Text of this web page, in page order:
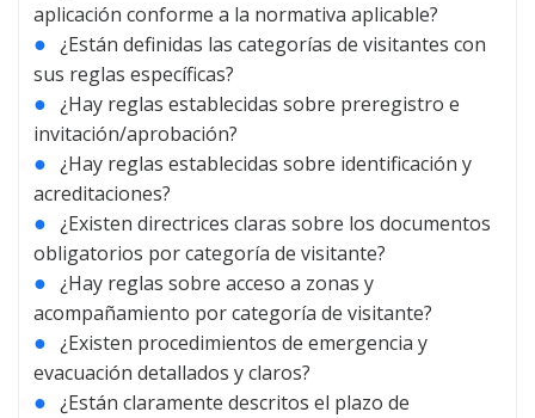
aplicación conforme a la normativa aplicable?
● ¿Están definidas las categorías de visitantes con
sus reglas específicas?
● ¿Hay reglas establecidas sobre preregistro e
invitación/aprobación?
● ¿Hay reglas establecidas sobre identificación y
acreditaciones?
● ¿Existen directrices claras sobre los documentos
obligatorios por categoría de visitante?
● ¿Hay reglas sobre acceso a zonas y
acompañamiento por categoría de visitante?
● ¿Existen procedimientos de emergencia y
evacuación detallados y claros?
● ¿Están claramente descritos el plazo de